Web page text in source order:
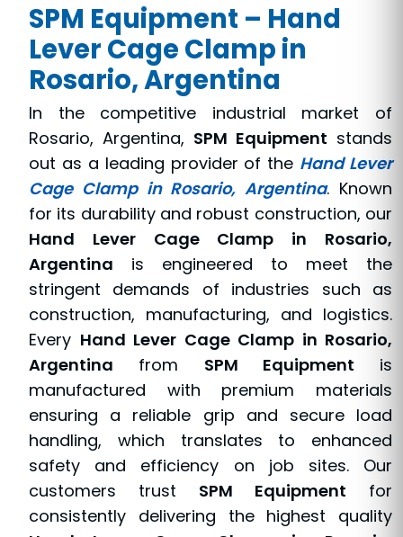
SPM Equipment – Hand
Lever Cage Clamp in
Rosario, Argentina
In the competitive industrial market of
Rosario, Argentina, SPM Equipment stands
out as a leading provider of the Hand Lever
Cage Clamp in Rosario, Argentina. Known
for its durability and robust construction, our
Hand Lever Cage Clamp in Rosario,
Argentina is engineered to meet the
stringent demands of industries such as
construction, manufacturing, and logistics.
Every Hand Lever Cage Clamp in Rosario,
Argentina from SPM Equipment is
manufactured with premium materials
ensuring a reliable grip and secure load
handling, which translates to enhanced
safety and efficiency on job sites. Our
customers trust SPM Equipment for
consistently delivering the highest quality